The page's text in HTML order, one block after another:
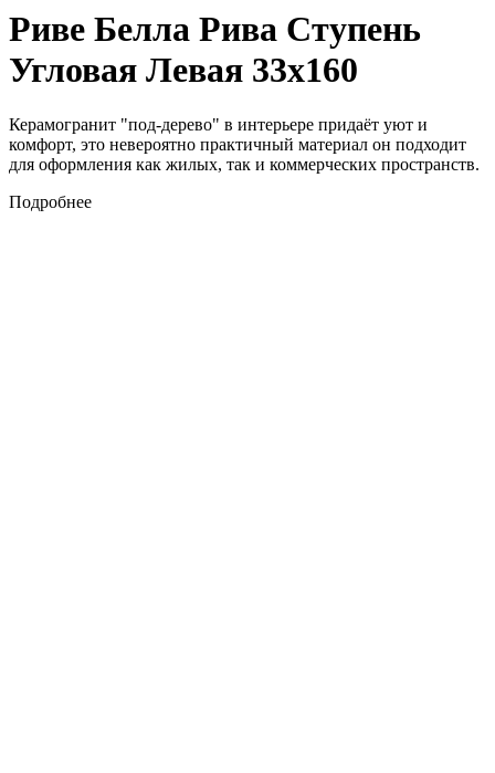
Риве Белла Рива Ступень
Угловая Левая 33х160
Керамогранит "под-дерево" в интерьере придаёт уют и
комфорт, это невероятно практичный материал он подходит
для оформления как жилых, так и коммерческих пространств.
Подробнее